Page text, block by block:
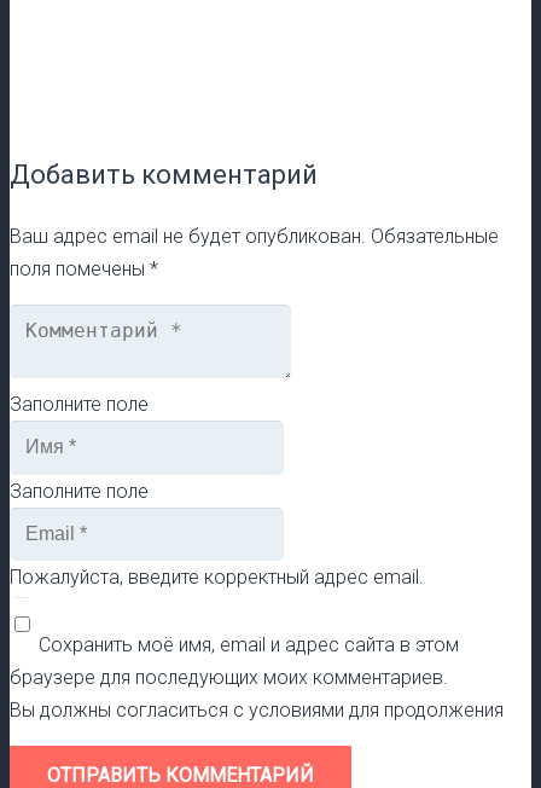
Добавить комментарий
Ваш адрес email не будет опубликован. Обязательные
поля помечены *
Заполните поле
Заполните поле
Пожалуйста, введите корректный адрес email.
Сохранить моё имя, email и адрес сайта в этом
браузере для последующих моих комментариев.
Вы должны согласиться с условиями для продолжения
ОТПРАВИТЬ КОММЕНТАРИЙ